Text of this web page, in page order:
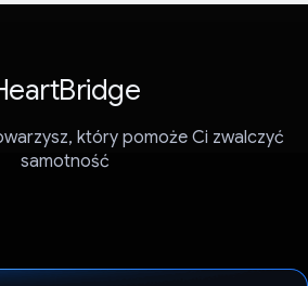
który pomoże Ci zwalczyć
samotność